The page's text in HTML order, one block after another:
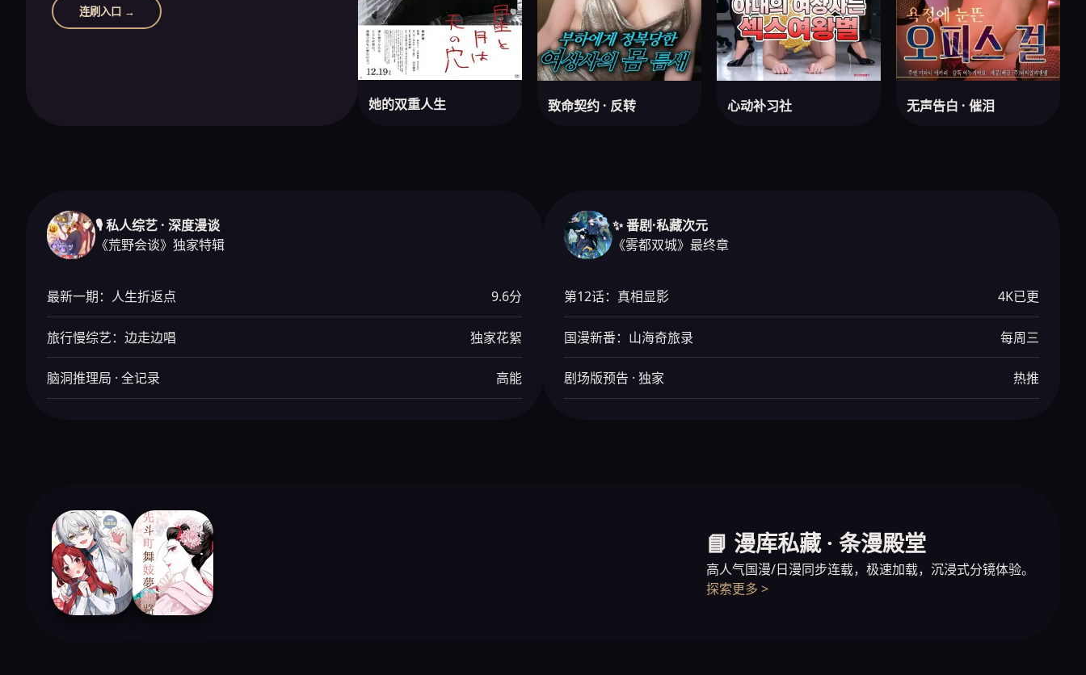
连刷入口 →
她的双重人生 致命契约 · 反转 心动补习社 无声告白 · 催泪
🎙️ 私人综艺 · 深度漫谈
《荒野会谈》独家特辑
最新一期：人生折返点 9.6分
旅行慢综艺：边走边唱 独家花絮
脑洞推理局 · 全记录 高能
✨ 番剧·私藏次元
《雾都双城》最终章
第12话：真相显影 4K已更
国漫新番：山海奇旅录 每周三
剧场版预告 · 独家 热推
📘 漫库私藏 · 条漫殿堂
高人气国漫/日漫同步连载，极速加载，沉浸式分镜体验。
探索更多 >